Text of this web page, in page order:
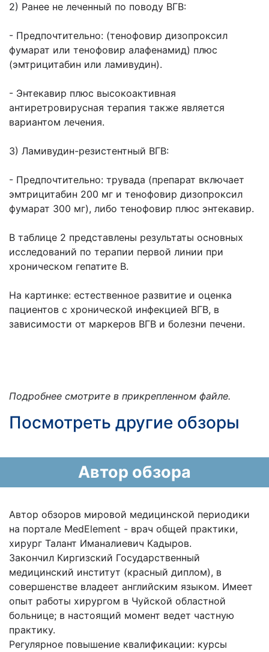
2) Ранее не леченный по поводу ВГВ:
- Предпочтительно: (тенофовир дизопроксил
фумарат или тенофовир алафенамид) плюс
(эмтрицитабин или ламивудин).
- Энтекавир плюс высокоактивная
антиретровирусная терапия также является
вариантом лечения.
3) Ламивудин-резистентный ВГВ:
- Предпочтительно: трувада (препарат включает
эмтрицитабин 200 мг и тенофовир дизопроксил
фумарат 300 мг), либо тенофовир плюс энтекавир.
В таблице 2 представлены результаты основных
исследований по терапии первой линии при
хроническом гепатите В.
На картинке: естественное развитие и оценка
пациентов с хронической инфекцией ВГВ, в
зависимости от маркеров ВГВ и болезни печени.
Подробнее смотрите в прикрепленном файле.
Посмотреть другие обзоры
Автор обзора
Автор обзоров мировой медицинской периодики
на портале MedElement - врач общей практики,
хирург Талант Иманалиевич Кадыров.
Закончил Киргизский Государственный
медицинский институт (красный диплом), в
совершенстве владеет английским языком. Имеет
опыт работы хирургом в Чуйской областной
больнице; в настоящий момент ведет частную
практику.
Регулярное повышение квалификации: курсы